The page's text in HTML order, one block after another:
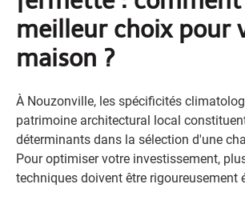
meilleur choix pour
maison ?
À Nouzonville, les spécificités
patrimoine architectural local
déterminants dans la sélection d'une
Pour optimiser votre investissement,
techniques doivent être rigoureusement